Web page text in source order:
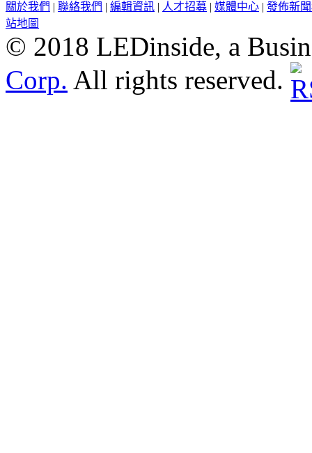
關於我們 | 聯絡我們 | 編輯資訊 | 人才招募 | 媒體中心 | 發佈新
站地圖
© 2018 LEDinside, a
Corp. All rights reserved.